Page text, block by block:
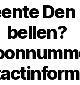
Den
bellen?